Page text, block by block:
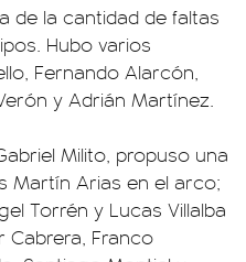
de la cantidad de faltas
Hubo varios
Fernando Alarcón,
y Adrián Martínez.
Milito, propuso una
Martín Arias en el arco;
Torrén y Lucas Villalba
Cabrera, Franco